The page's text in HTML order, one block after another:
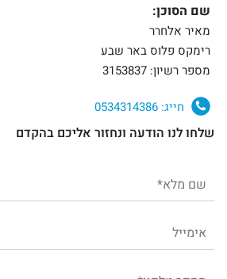
שם הסוכן:
מאיר אלחרר
רימקס פלוס באר שבע
מספר רשיון: 3153837
חייג:
שלחו לנו הודעה ונחזור אליכם בהקדם